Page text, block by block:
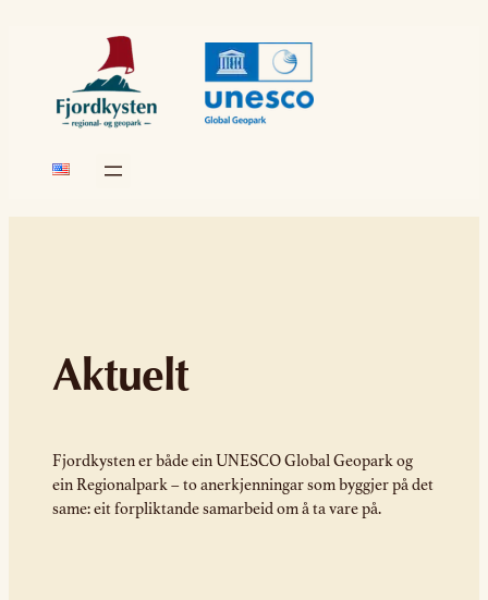
Aktuelt
Fjordkysten er både ein UNESCO Global Geopark og
ein Regionalpark – to anerkjenningar som byggjer på det
same: eit forpliktande samarbeid om å ta vare på.